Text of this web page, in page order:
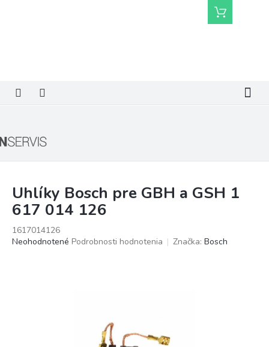
Nákupný
košík
Uhlíky Bosch pre GBH a GSH 1
617 014 126
1617014126
Priemerné
Neohodnotené Podrobnosti hodnotenia Značka: Bosch